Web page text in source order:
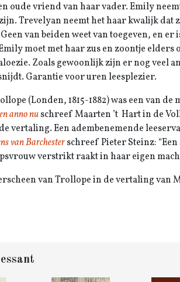
oude vriend van haar vader. Emily
Trevelyan neemt het haar kwalijk dat
van beiden weet van toegeven, en
moet met haar zus en zoontje
Zoals gewoonlijk zijn er nog veel
Garantie voor uren leesplezier.
(Londen, 1815-1882) was een van
anno nuschreef Maarten ’t Hart in de
vertaling. Een adembenemende
van Barchesterschreef Pieter Steinz:
verstrikt raakt in haar eigen
van Trollope in de vertaling van